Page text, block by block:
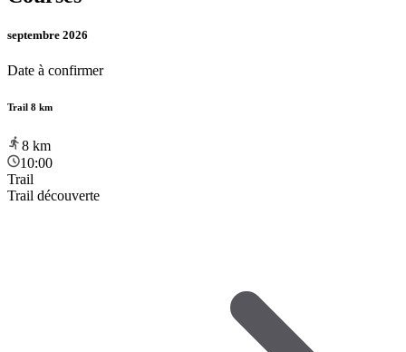
septembre 2026
Date à confirmer
Trail 8 km
8 km
10:00
Trail
Trail découverte